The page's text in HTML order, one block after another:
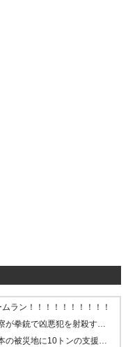
ラン！！！！！！！！！！
【悲報】日本の警察が拳銃で凶悪犯を射殺すると「本当に…
【速報】中国、熊本の被災地に10トンの支援物資を黙々と…